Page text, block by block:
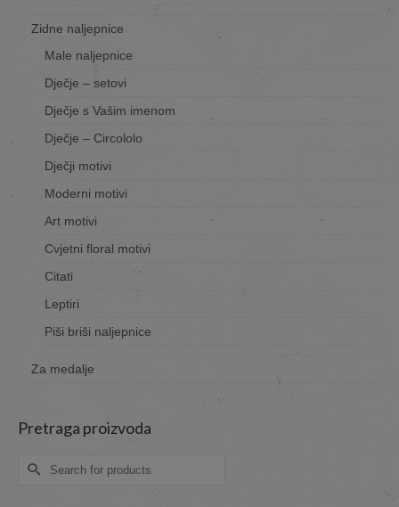
Zidne naljepnice
Male naljepnice
Dječje – setovi
Dječje s Vašim imenom
Dječje – Circololo
Dječji motivi
Moderni motivi
Art motivi
Cvjetni floral motivi
Citati
Leptiri
Piši briši naljepnice
Za medalje
Pretraga proizvoda
Search